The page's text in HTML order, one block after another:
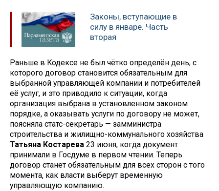
Законы, вступающие в
силу в январе. Часть
вторая
Раньше в Кодексе не был чётко определён день, с
которого договор становится обязательным для
выбранной управляющей компании и потребителей
её услуг, и это приводило к ситуации, когда
организация выбрана в установленном законом
порядке, а оказывать услуги по договору не может,
поясняла статс-секретарь — замминистра
строительства и жилищно-коммунального хозяйства
Татьяна Костарева 23 июня, когда документ
принимали в Госдуме в первом чтении. Теперь
договор станет обязательным для всех сторон с того
момента, как власти выберут временную
управляющую компанию.